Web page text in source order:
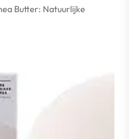
Butter: Natuurlijke